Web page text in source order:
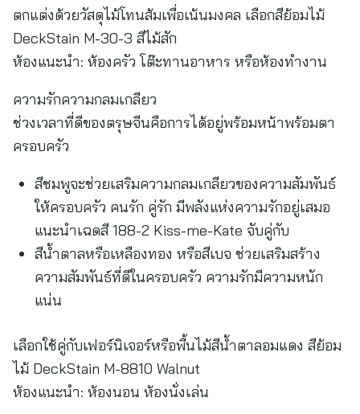
ตกแต่งด้วยวัสดุไม้โทนส้มเพื่อเน้นมงคล เลือกสีย้อมไม้
DeckStain M-30-3 สีไม้สัก
ห้องแนะนำ: ห้องครัว โต๊ะทานอาหาร หรือห้องทำงาน
ความรักความกลมเกลียว
ช่วงเวลาที่ดีของตรุษจีนคือการได้อยู่พร้อมหน้าพร้อมตา
ครอบครัว
สีชมพูจะช่วยเสริมความกลมเกลียวของความสัมพันธ์
ให้ครอบครัว คนรัก คู่รัก มีพลังแห่งความรักอยู่เสมอ
แนะนำเฉดสี 188-2 Kiss-me-Kate จับคู่กับ
สีน้ำตาลหรือเหลืองทอง หรือสีเบจ ช่วยเสริมสร้าง
ความสัมพันธ์ที่ดีในครอบครัว ความรักมีความหนัก
แน่น
เลือกใช้คู่กับเฟอร์นิเจอร์หรือพื้นไม้สีน้ำตาลอมแดง สีย้อม
ไม้ DeckStain M-8810 Walnut
ห้องแนะนำ: ห้องนอน ห้องนั่งเล่น